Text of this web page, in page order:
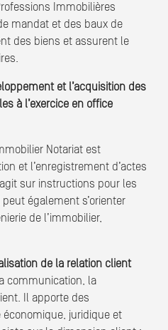
Immobilières
mandat et des baux de
des biens et assurent le
et l’acquisition des
à l’exercice en office
Notariat est
et l’enregistrement d’actes
sur instructions pour les
également s’orienter
de l’immobilier,
de la relation client
communication, la
Il apporte des
juridique et